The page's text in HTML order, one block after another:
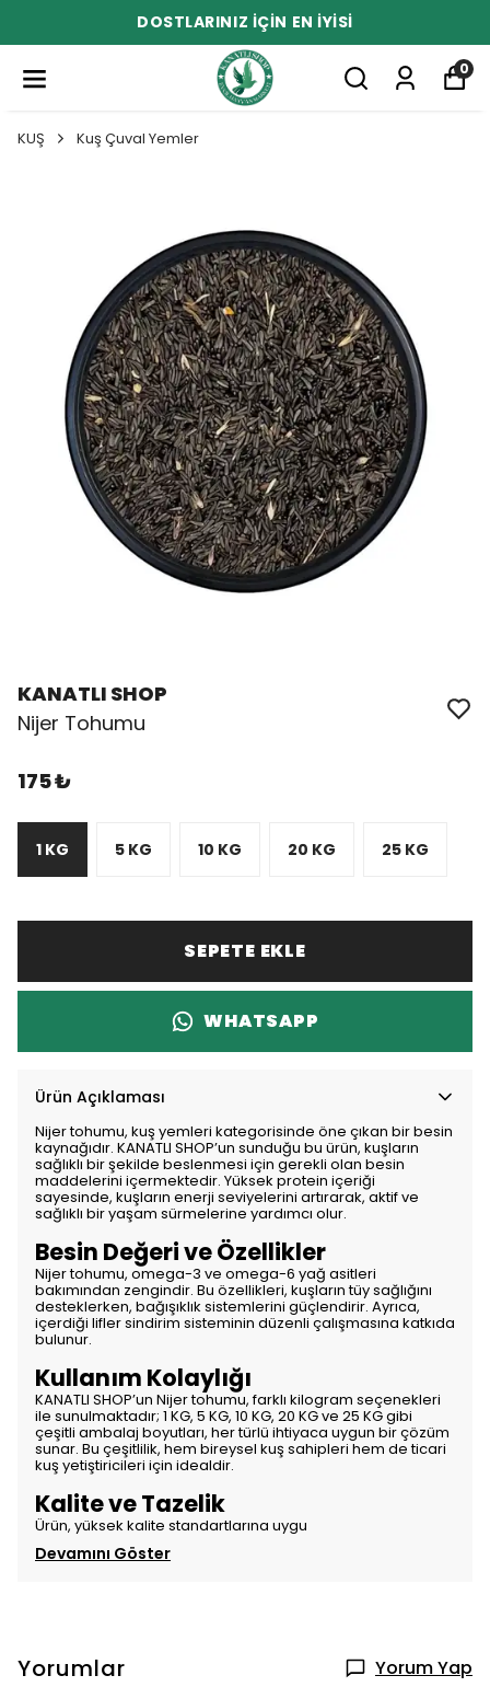
DOSTLARINIZ İÇİN EN İYİSİ
0
KUŞ Kuş Çuval Yemler
KANATLI SHOP
Nijer Tohumu
175 ₺
1 KG 5 KG 10 KG 20 KG 25 KG
SEPETE EKLE
WHATSAPP
Ürün Açıklaması
Nijer tohumu, kuş yemleri kategorisinde öne çıkan bir besin
kaynağıdır. KANATLI SHOP’un sunduğu bu ürün, kuşların
sağlıklı bir şekilde beslenmesi için gerekli olan besin
maddelerini içermektedir. Yüksek protein içeriği
sayesinde, kuşların enerji seviyelerini artırarak, aktif ve
sağlıklı bir yaşam sürmelerine yardımcı olur.
Besin Değeri ve Özellikler
Nijer tohumu, omega-3 ve omega-6 yağ asitleri
bakımından zengindir. Bu özellikleri, kuşların tüy sağlığını
desteklerken, bağışıklık sistemlerini güçlendirir. Ayrıca,
içerdiği lifler sindirim sisteminin düzenli çalışmasına katkıda
bulunur.
Kullanım Kolaylığı
KANATLI SHOP’un Nijer tohumu, farklı kilogram seçenekleri
ile sunulmaktadır; 1 KG, 5 KG, 10 KG, 20 KG ve 25 KG gibi
çeşitli ambalaj boyutları, her türlü ihtiyaca uygun bir çözüm
sunar. Bu çeşitlilik, hem bireysel kuş sahipleri hem de ticari
kuş yetiştiricileri için idealdir.
Kalite ve Tazelik
Ürün, yüksek kalite standartlarına uygu
Devamını Göster
Yorumlar Yorum Yap